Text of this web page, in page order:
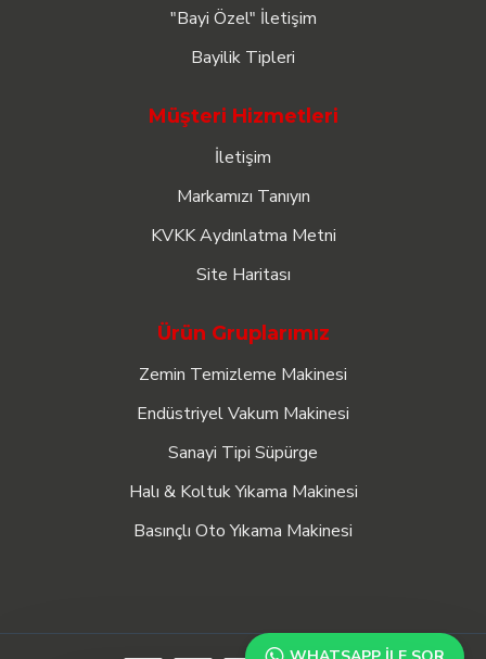
"Bayi Özel" İletişim
Bayilik Tipleri
Müşteri Hizmetleri
İletişim
Markamızı Tanıyın
KVKK Aydınlatma Metni
Site Haritası
Ürün Gruplarımız
Zemin Temizleme Makinesi
Endüstriyel Vakum Makinesi
Sanayi Tipi Süpürge
Halı & Koltuk Yıkama Makinesi
Basınçlı Oto Yıkama Makinesi